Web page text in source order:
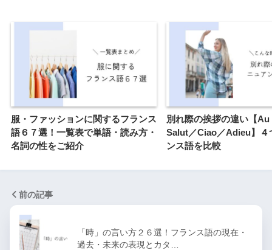
服・ファッションに関するフランス
語６７選！一覧表で単語・読み方・
名詞の性をご紹介
別れ際の挨拶の違い【
Salut／Ciao／Adieu】４
ンス語を比較
前の記事
「時」の言い方２６選！フランス語の現在・
過去・未来の表現とカタ…